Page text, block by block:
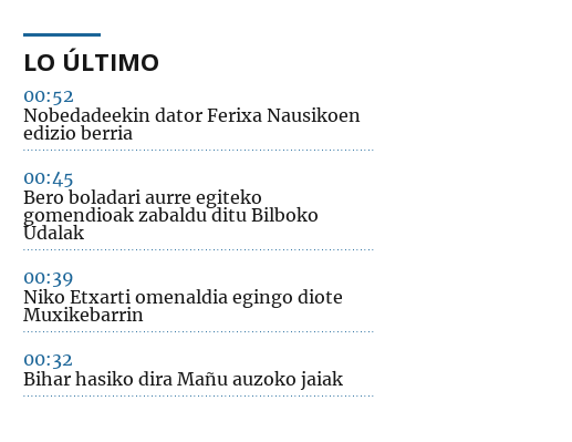
LO ÚLTIMO
00:52
Nobedadeekin dator Ferixa Nausikoen
edizio berria
00:45
Bero boladari aurre egiteko
gomendioak zabaldu ditu Bilboko
Udalak
00:39
Niko Etxarti omenaldia egingo diote
Muxikebarrin
00:32
Bihar hasiko dira Mañu auzoko jaiak